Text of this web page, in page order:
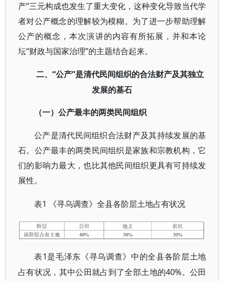
产”三元构成也发生了重大变化，这种变化导致当代学
者对公产概念的理解较为模糊。为了进一步帮助理解
公产的概念，本次演讲的内容有所拓展，并和本论
坛“财政与国家治理”的主题结合起来。
二、“公产”是清代民间组织的合法财产及其独立
发展的基石
（一）公产最丰的两类民间组织
公产是清代民间组织合法财产及其持续发展的基
石。公产最丰的两类民间组织是家族和宗教机构，它
们的影响力最大，也比其他民间组织更具有可持续发
展性。
表1 《寻乌调查》全县各阶层土地占有状况
表1是毛泽东《寻乌调查》中的全县各阶层土地
占有状况，其中公田就占到了全部土地的40%。公田